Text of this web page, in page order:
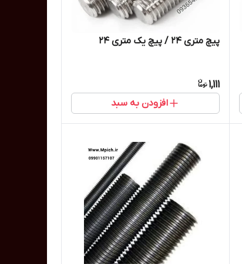
پیچ متری 24 / پیچ یک متری 24
1,111
افزودن به سبد